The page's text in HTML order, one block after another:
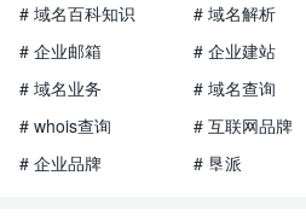
# 域名百科知识
# 域名解析
# 企业邮箱
# 企业建站
# 域名业务
# 域名查询
# whois查询
# 互联网品牌
# 企业品牌
# 垦派